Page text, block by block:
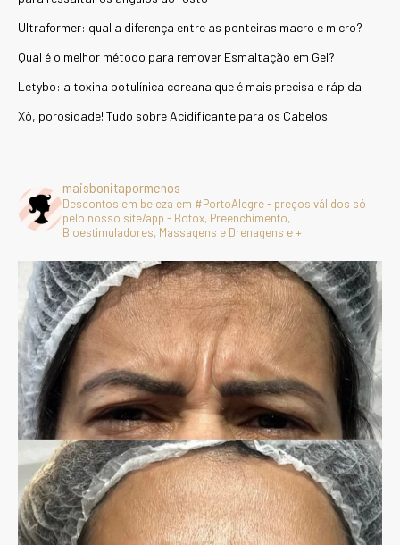
Ultraformer: qual a diferença entre as ponteiras macro e micro?
Qual é o melhor método para remover Esmaltação em Gel?
Letybo: a toxina botulínica coreana que é mais precisa e rápida
Xô, porosidade! Tudo sobre Acidificante para os Cabelos
maisbonitapormenos
Descontos em beleza em #PortoAlegre - preços válidos só
pelo nosso site/app - Botox, Preenchimento,
Bioestimuladores, Massagens e Drenagens e +